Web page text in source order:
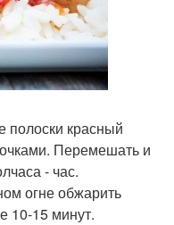
полоски красный
Перемешать и
- час.
огне обжарить
10-15 минут.